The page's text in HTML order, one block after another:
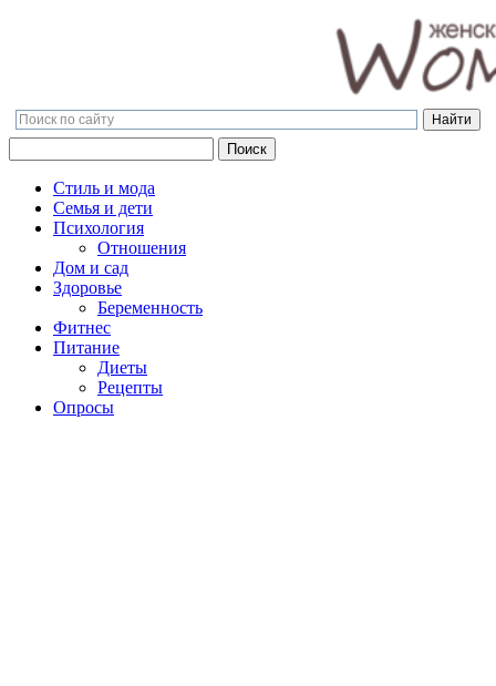
Поиск
Стиль и мода
Семья и дети
Психология
Отношения
Дом и сад
Здоровье
Беременность
Фитнес
Питание
Диеты
Рецепты
Опросы